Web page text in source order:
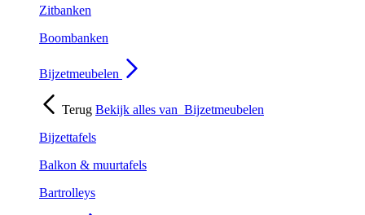
Zitbanken
Boombanken
Bijzetmeubelen
Terug Bekijk alles van Bijzetmeubelen
Bijzettafels
Balkon & muurtafels
Bartrolleys